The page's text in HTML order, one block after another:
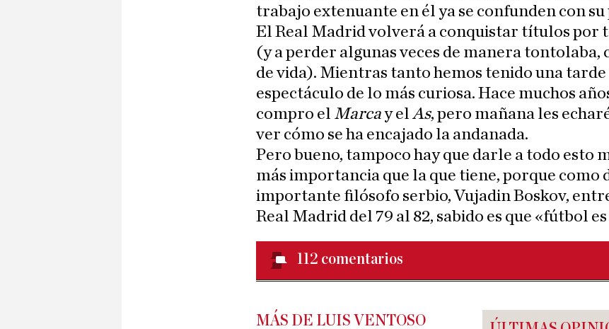
trabajo extenuante en él ya se confunden con su
El Real Madrid volverá a conquistar títulos por
(y a perder algunas veces de manera tontolaba,
de vida). Mientras tanto hemos tenido una tarde
espectáculo de lo más curiosa. Hace muchos
compro el Marcay elAs, pero mañana les
ver cómo se ha encajado la andanada.
Pero bueno, tampoco hay que darle a todo esto
más importancia que la que tiene, porque como
importante filósofo serbio, Vujadin Boskov,
Real Madrid del 79 al 82, sabido es que «fútbol
112 comentarios
MÁS DE LUIS VENTOSO